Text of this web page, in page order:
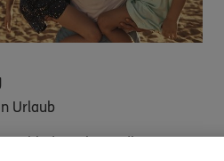
Urlaub
verbinden wir nur die